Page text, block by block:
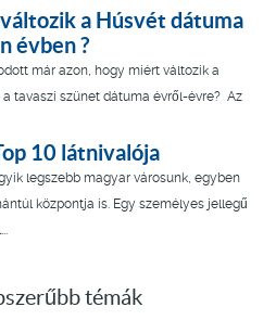
a Húsvét dátuma
évben ?
már azon, hogy miért változik a
a tavaszi szünet dátuma évről-évre? Az
10 látnivalója
legszebb magyar városunk, egyben
központja is. Egy személyes jellegű
témák